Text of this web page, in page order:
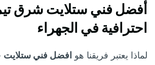
أفضل فني ستلايت شرق
احترافية في الجهراء
لماذا يعتبر فريقنا هو افضل فني ستلايت